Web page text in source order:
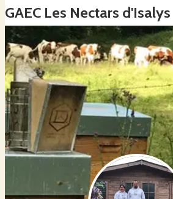
GAEC Les Nectars d'Isalys